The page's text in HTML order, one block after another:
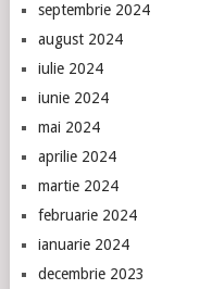
septembrie 2024
august 2024
iulie 2024
iunie 2024
mai 2024
aprilie 2024
martie 2024
februarie 2024
ianuarie 2024
decembrie 2023